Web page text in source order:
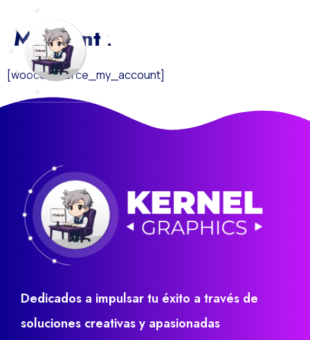
Mi Cuenta
[woocommerce_my_account]
Dedicados a impulsar tu éxito a través de
soluciones creativas y apasionadas